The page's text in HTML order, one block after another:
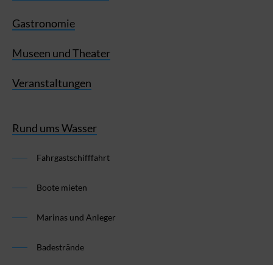
Gastronomie
Museen und Theater
Veranstaltungen
Rund ums Wasser
Fahrgastschifffahrt
Boote mieten
Marinas und Anleger
Badestrände